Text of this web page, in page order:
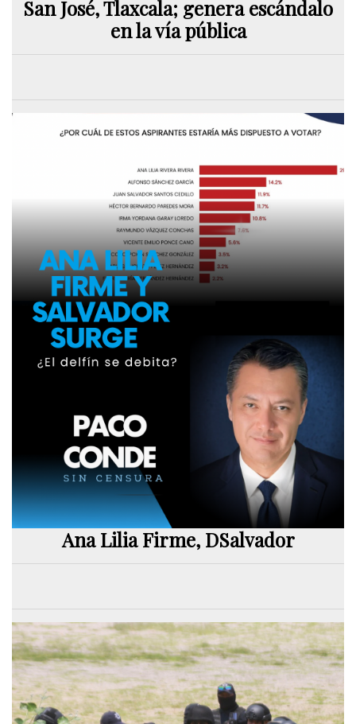
San José, Tlaxcala; genera escándalo
en la vía pública
Ana Lilia Firme, DSalvador